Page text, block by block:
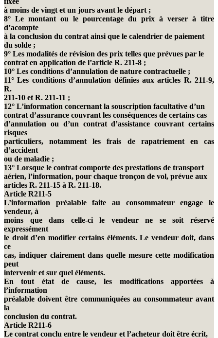
à moins de vingt et un jours avant le départ ;
8° Le montant ou le pourcentage du prix à verser à titre
d’acompte
à la conclusion du contrat ainsi que le calendrier de paiement
du solde ;
9° Les modalités de révision des prix telles que prévues par le
contrat en application de l’article R. 211-8 ;
10° Les conditions d’annulation de nature contractuelle ;
11° Les conditions d’annulation définies aux articles R. 211-9,
R.
211-10 et R. 211-11 ;
12° L’information concernant la souscription facultative d’un
contrat d’assurance couvrant les conséquences de certains cas
d’annulation ou d’un contrat d’assistance couvrant certains
risques
particuliers, notamment les frais de rapatriement en cas
d’accident
ou de maladie ;
13° Lorsque le contrat comporte des prestations de transport
aérien, l’information, pour chaque tronçon de vol, prévue aux
articles R. 211-15 à R. 211-18.
Article R211-5
L’information préalable faite au consommateur engage le
vendeur, à
moins que dans celle-ci le vendeur ne se soit réservé
expressément
le droit d’en modifier certains éléments. Le vendeur doit, dans
ce
cas, indiquer clairement dans quelle mesure cette modification
peut
intervenir et sur quel éléments.
En tout état de cause, les modifications apportées à
l’information
préalable doivent être communiquées au consommateur avant
la
conclusion du contrat.
Article R211-6
Le contrat conclu entre le vendeur et l’acheteur doit être écrit,